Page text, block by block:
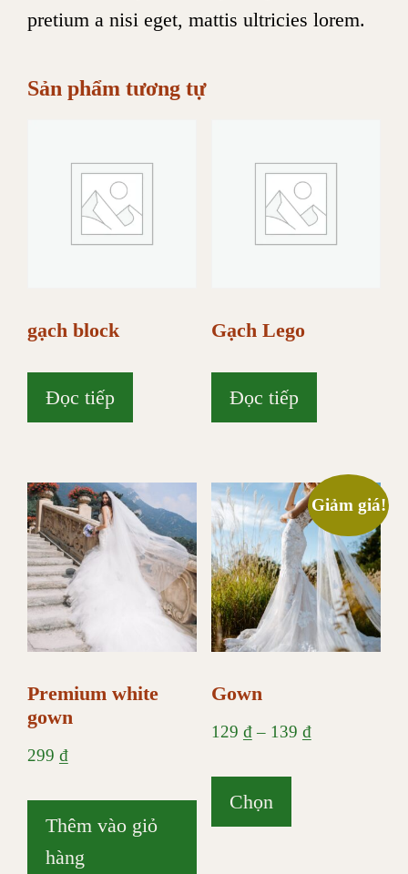
pretium a nisi eget, mattis ultricies lorem.
Sản phẩm tương tự
gạch block
Đọc tiếp
Gạch Lego
Đọc tiếp
Premium white
gown
299 ₫
Thêm vào giỏ
hàng
Giảm giá!
Gown
129 ₫ – 139 ₫Khoảng
Chọn
Sản